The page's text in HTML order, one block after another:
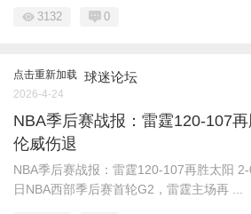
3132 0
点击重新加载 球迷论坛
2026-4-24
NBA季后赛战报：雷霆120-107
伦威伤退
NBA季后赛战报：雷霆120-107再胜太阳
日NBA西部季后赛首轮G2，雷霆主场再 ...